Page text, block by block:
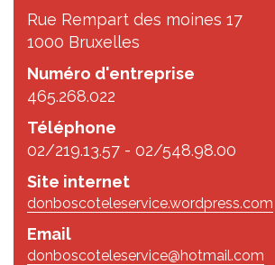
Rue Rempart des moines 17
1000 Bruxelles
Numéro d'entreprise
465.268.022
Téléphone
02/219.13.57 - 02/548.98.00
Site internet
donboscoteleservice.wordpress.com
Email
donboscoteleservice@hotmail.com